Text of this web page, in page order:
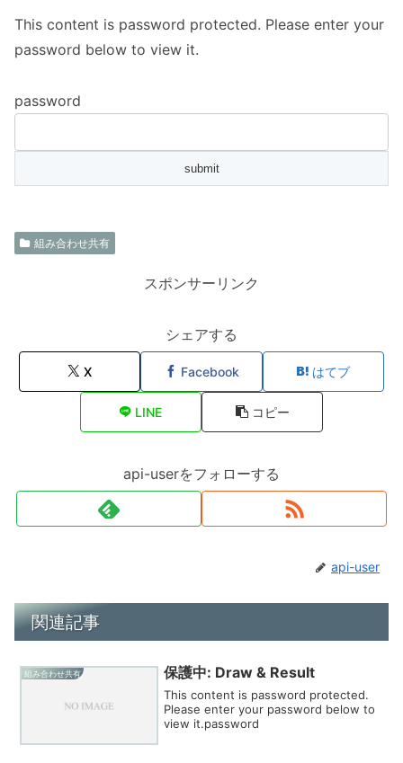
This content is password protected. Please enter your
password below to view it.
password
組み合わせ共有
スポンサーリンク
シェアする
X Facebook はてブ
LINE コピー
api-userをフォローする
api-user
関連記事
組み合わせ共有 保護中: Draw & Result
This content is password protected.
Please enter your password below to
view it.password